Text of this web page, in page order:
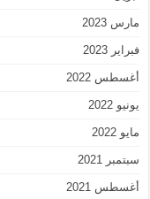
مارس 2023
فبراير 2023
أغسطس 2022
يونيو 2022
مايو 2022
سبتمبر 2021
أغسطس 2021